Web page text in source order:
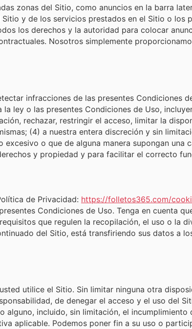
zonas del Sitio, como anuncios en la barra
y de los servicios prestados en el Sitio o los
los derechos y la autoridad para colocar
Nosotros simplemente
infracciones de las presentes Condiciones
ley o las presentes Condiciones de Uso,
rechazar, restringir el acceso, limitar la
(4) a nuestra entera discreción y sin
o que de alguna manera supongan una
y propiedad y para facilitar el correcto
de Privacidad: https://folletos365.com/
Condiciones de Uso. Tenga en cuenta
que regulen la recopilación, el uso o la
del Sitio, está transfiriendo sus datos a
utilice el Sitio. Sin limitar ninguna otra
de denegar el acceso y el uso del
incluido, sin limitación, el incumplimiento
aplicable. Podemos poner fin a su uso o